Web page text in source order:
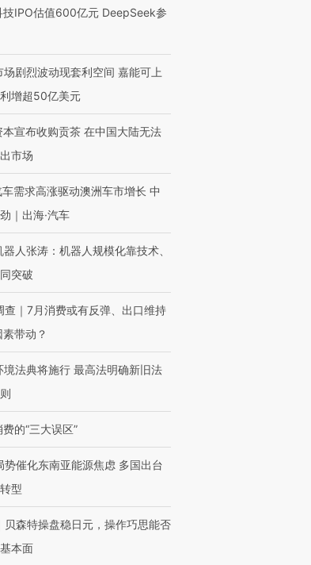
技IPO估值600亿元 DeepSeek参
场剧烈波动现套利空间 嘉能可上
增超50亿美元
本宣布收购贡茶 在中国大陆无法
市场
车需求高涨驱动澳洲车市增长 中
｜出海·汽车
器人张涛：机器人规模化靠技术、
突破
查｜7月消费或有反弹、出口维持
带动？
境法典将施行 最高法明确新旧法
的“三大误区”
势催化东南亚能源焦虑 多国出台
型
贝森特操盘稳日元，操作巧思能否
本面